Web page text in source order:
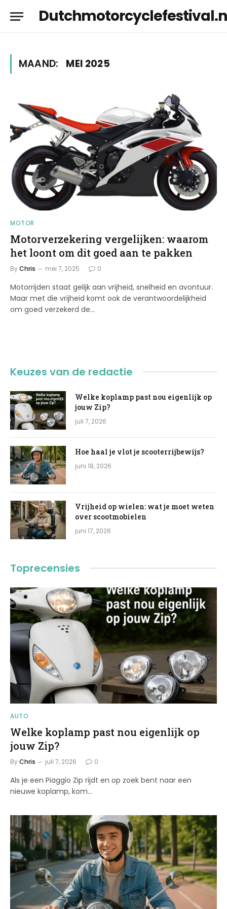
MAAND: MEI 2025
MOTOR
Motorverzekering vergelijken: waarom
het loont om dit goed aan te pakken
ByChris mei 7, 2025 0
Motorrijden staat gelijk aan vrijheid, snelheid en avontuur.
Maar met die vrijheid komt ook de verantwoordelijkheid
om goed verzekerd de…
Keuzes van de redactie
Welke koplamp past nou eigenlijk op
jouw Zip?
juli 7, 2026
Hoe haal je vlot je scooterrijbewijs?
juni 18, 2026
Vrijheid op wielen: wat je moet weten
over scootmobielen
juni 17, 2026
Toprecensies
AUTO
Welke koplamp past nou eigenlijk op
jouw Zip?
ByChris juli 7, 2026 0
Als je een Piaggio Zip rijdt en op zoek bent naar een
nieuwe koplamp, kom…